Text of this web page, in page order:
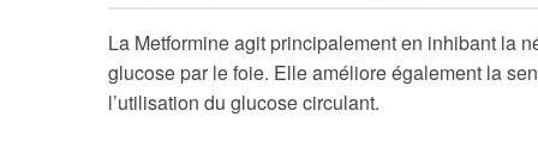
La Metformine agit principalement en inhibant la
glucose par le foie. Elle améliore également la
l’utilisation du glucose circulant.